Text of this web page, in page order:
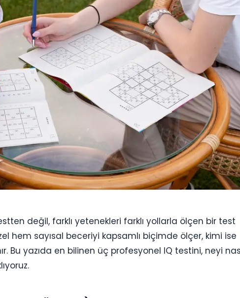
değil, farklı yetenekleri farklı yollarla ölçen bir test
hem sayısal beceriyi kapsamlı biçimde ölçer, kimi ise
Bu yazıda en bilinen üç profesyonel IQ testini, neyi